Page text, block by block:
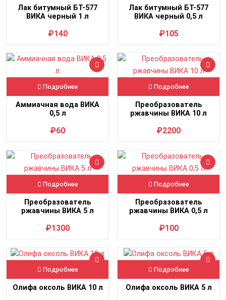
Лак битумный БТ-577
ВИКА черный 1 л
₽140
Лак битумный БТ-577
ВИКА черный 0,5 л
₽105
Подробнее
Аммиачная вода ВИКА
0,5 л
₽60
Подробнее
Преобразователь
ржавчины ВИКА 10 л
₽2200
Подробнее
Преобразователь
ржавчины ВИКА 5 л
₽1300
Подробнее
Преобразователь
ржавчины ВИКА 0,5 л
₽100
Подробнее
Олифа оксоль ВИКА 10 л
Подробнее
Олифа оксоль ВИКА 5 л